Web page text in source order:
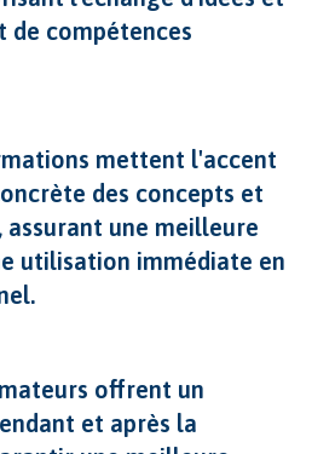
de compétences
mettent l'accent
des concepts et
assurant une meilleure
utilisation immédiate en
offrent un
et après la